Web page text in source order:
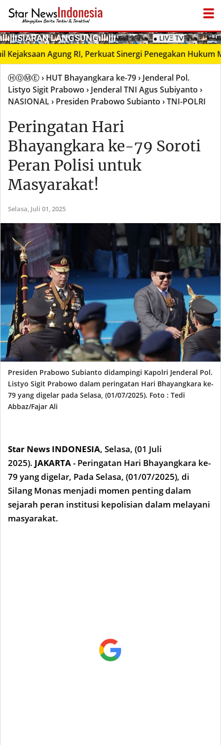
­ıllıllıS͙I͙A͙R͙A͙N͙ L͙A͙N͙G͙S͙U͙N͙G͙ıllıllı
Agung RI, Perkuat Sinergi Penegakan Hukum
ⒽⓄⓂⒺ› HUT Bhayangkara ke-79› Jenderal Pol.
Listyo Sigit Prabowo › Jenderal TNI Agus Subiyanto ›
NASIONAL› Presiden Prabowo Subianto › TNI-POLRI
Peringatan Hari
Bhayangkara ke-79 Soroti
Peran Polisi untuk
Masyarakat!
Selasa, Juli 01, 2025
Presiden Prabowo Subianto didampingi Kapolri Jenderal Pol.
Listyo Sigit Prabowo dalam peringatan Hari Bhayangkara ke-
79 yang digelar pada Selasa, (01/07/2025). Foto : Tedi
Abbaz/Fajar Ali
Star News INDONESIA, Selasa, (01 Juli
2025). JAKARTA- Peringatan Hari Bhayangkara ke-
79 yang digelar, Pada Selasa, (01/07/2025), di
Silang Monas menjadi momen penting dalam
sejarah peran institusi kepolisian dalam melayani
masyarakat.